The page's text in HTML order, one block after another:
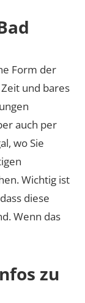
Form der
und bares
auch per
wo Sie
Wichtig ist
diese
Wenn das
zu